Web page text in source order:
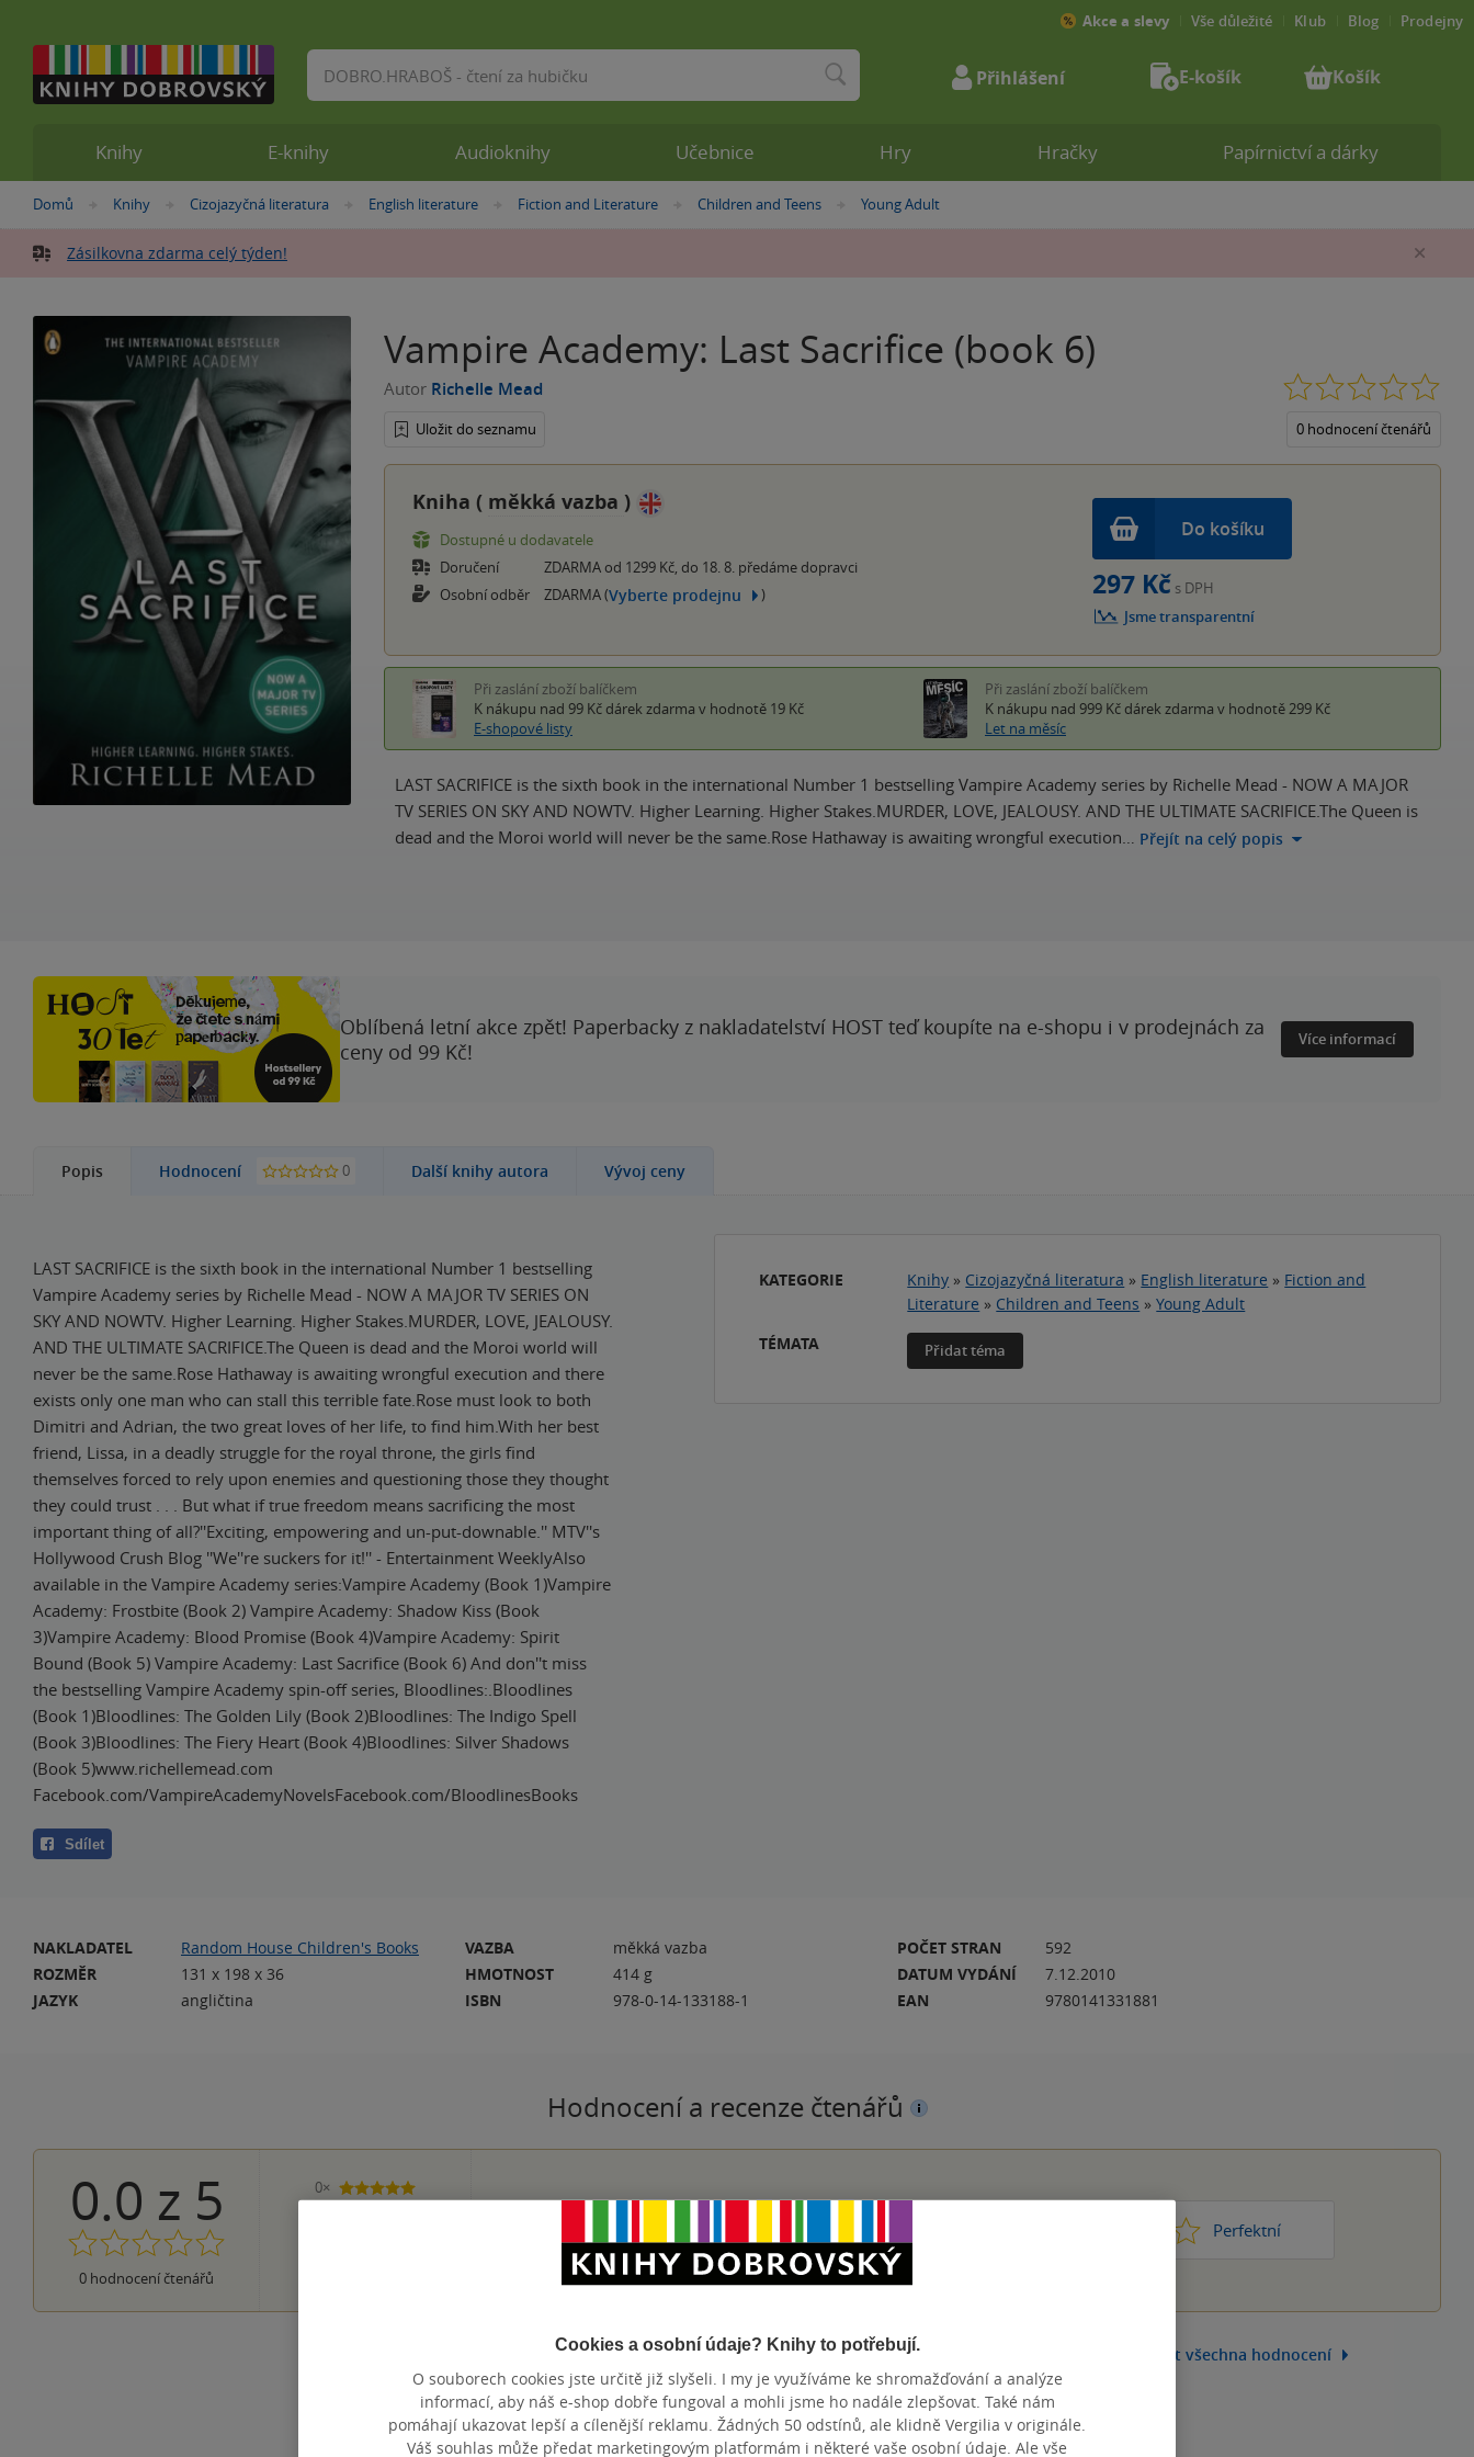
Nacházíte
zde:
Domů »
Knihy »
Cizojazyčná literatura »
English literature »Fiction and Literature »
Children and Teens »
Young Adult
Zásilkovna zdarma celý týden!
Vampire Academy: Last Sacrifice (book 6)
Autor Richelle Mead
Uložit do seznamu 0 hodnocení čtenářů
Kniha ( měkká vazba )
Dostupné u dodavatele
Doručení
ZDARMA od 1299 Kč, do 18. 8. předáme dopravci
Osobní odběr
ZDARMA (Vyberte prodejnu )
Do košíku
297 Kč s DPH
Jsme transparentní
Při zaslání zboží balíčkem
K nákupu nad 99 Kč dárek zdarma v hodnotě 19 Kč
E-shopové listy
Při zaslání zboží balíčkem
K nákupu nad 999 Kč dárek zdarma v hodnotě 299 Kč
Let na měsíc
LAST SACRIFICE is the sixth book in the international Number 1 bestselling Vampire Academy series by Richelle Mead - NOW A MAJOR
TV SERIES ON SKY AND NOWTV. Higher Learning. Higher Stakes.MURDER, LOVE, JEALOUSY. AND THE ULTIMATE SACRIFICE.The Queen is
dead and the Moroi world will never be the same.Rose Hathaway is awaiting wrongful execution… Přejít na celý popis
Oblíbená letní akce zpět! Paperbacky z nakladatelství HOST teď koupíte na e-shopu i v prodejnách za
ceny od 99 Kč!
Více informací
Popis Hodnocení 0 Další knihy autora Vývoj ceny
LAST SACRIFICE is the sixth book in the international Number 1 bestselling
Vampire Academy series by Richelle Mead - NOW A MAJOR TV SERIES ON
SKY AND NOWTV. Higher Learning. Higher Stakes.MURDER, LOVE, JEALOUSY.
AND THE ULTIMATE SACRIFICE.The Queen is dead and the Moroi world will
never be the same.Rose Hathaway is awaiting wrongful execution and there
exists only one man who can stall this terrible fate.Rose must look to both
Dimitri and Adrian, the two great loves of her life, to find him.With her best
friend, Lissa, in a deadly struggle for the royal throne, the girls find
themselves forced to rely upon enemies and questioning those they thought
they could trust . . . But what if true freedom means sacrificing the most
important thing of all?''Exciting, empowering and un-put-downable.'' MTV''s
Hollywood Crush Blog ''We''re suckers for it!'' - Entertainment WeeklyAlso
available in the Vampire Academy series:Vampire Academy (Book 1)Vampire
Academy: Frostbite (Book 2) Vampire Academy: Shadow Kiss (Book
3)Vampire Academy: Blood Promise (Book 4)Vampire Academy: Spirit
Bound (Book 5) Vampire Academy: Last Sacrifice (Book 6) And don''t miss
the bestselling Vampire Academy spin-off series, Bloodlines:.Bloodlines
(Book 1)Bloodlines: The Golden Lily (Book 2)Bloodlines: The Indigo Spell
(Book 3)Bloodlines: The Fiery Heart (Book 4)Bloodlines: Silver Shadows
(Book 5)www.richellemead.com
Facebook.com/VampireAcademyNovelsFacebook.com/BloodlinesBooks
Sdílet
KATEGORIE Knihy » Cizojazyčná literatura » English literature » Fiction and
Literature » Children and Teens »Young Adult
TÉMATA
Přidat téma
NAKLADATEL
Random House Children's Books
ROZMĚR
131 x 198 x 36
JAZYK
angličtina
VAZBA
měkká vazba
HMOTNOST
414 g
ISBN
978-0-14-133188-1
POČET STRAN
592
DATUM VYDÁNÍ
7.12.2010
EAN
9780141331881
Hodnocení a recenze čtenářů
0.0 z 5
0 hodnocení čtenářů
0×
5 hvězdiček
Perfektní
Zobrazit všechna hodnocení
Přidat hodnocení
Knihy E-knihy Audioknihy Učebnice Hry Hračky Papírnictví a dárky
Akce a slevy Vše důležité Klub Blog Prodejny
Vyhledávání Přihlášení E-košík Košík
Cookies a osobní údaje? Knihy to potřebují.
O souborech cookies jste určitě již slyšeli. I my je využíváme ke shromažďování a analýze
informací, aby náš e-shop dobře fungoval a mohli jsme ho nadále zlepšovat. Také nám
pomáhají ukazovat lepší a cílenější reklamu. Žádných 50 odstínů, ale klidně Vergilia v originále.
Váš souhlas může předat marketingovým platformám i některé vaše osobní údaje. Ale vše